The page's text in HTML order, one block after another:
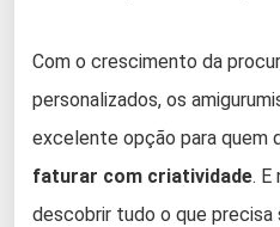
Com o crescimento da
personalizados, os
excelente opção para quem
faturar com criatividade.
descobrir tudo o que precisa